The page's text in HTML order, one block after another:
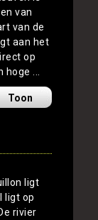
van
van de
aan het
op
...
Toon
ligt
ligt op
rivier